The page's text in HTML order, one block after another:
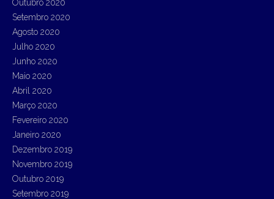
Outubro 2020
Setembro 2020
Agosto 2020
Julho 2020
Junho 2020
Maio 2020
Abril 2020
Março 2020
Fevereiro 2020
Janeiro 2020
Dezembro 2019
Novembro 2019
Outubro 2019
Setembro 2019